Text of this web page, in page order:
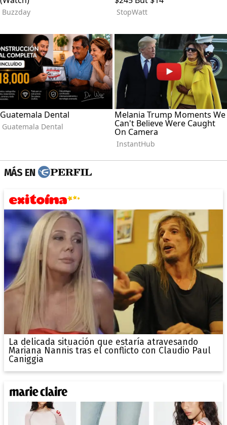
MÁS EN
La delicada situación que estaría atravesando
Mariana Nannis tras el conflicto con Claudio Paul
Caniggia